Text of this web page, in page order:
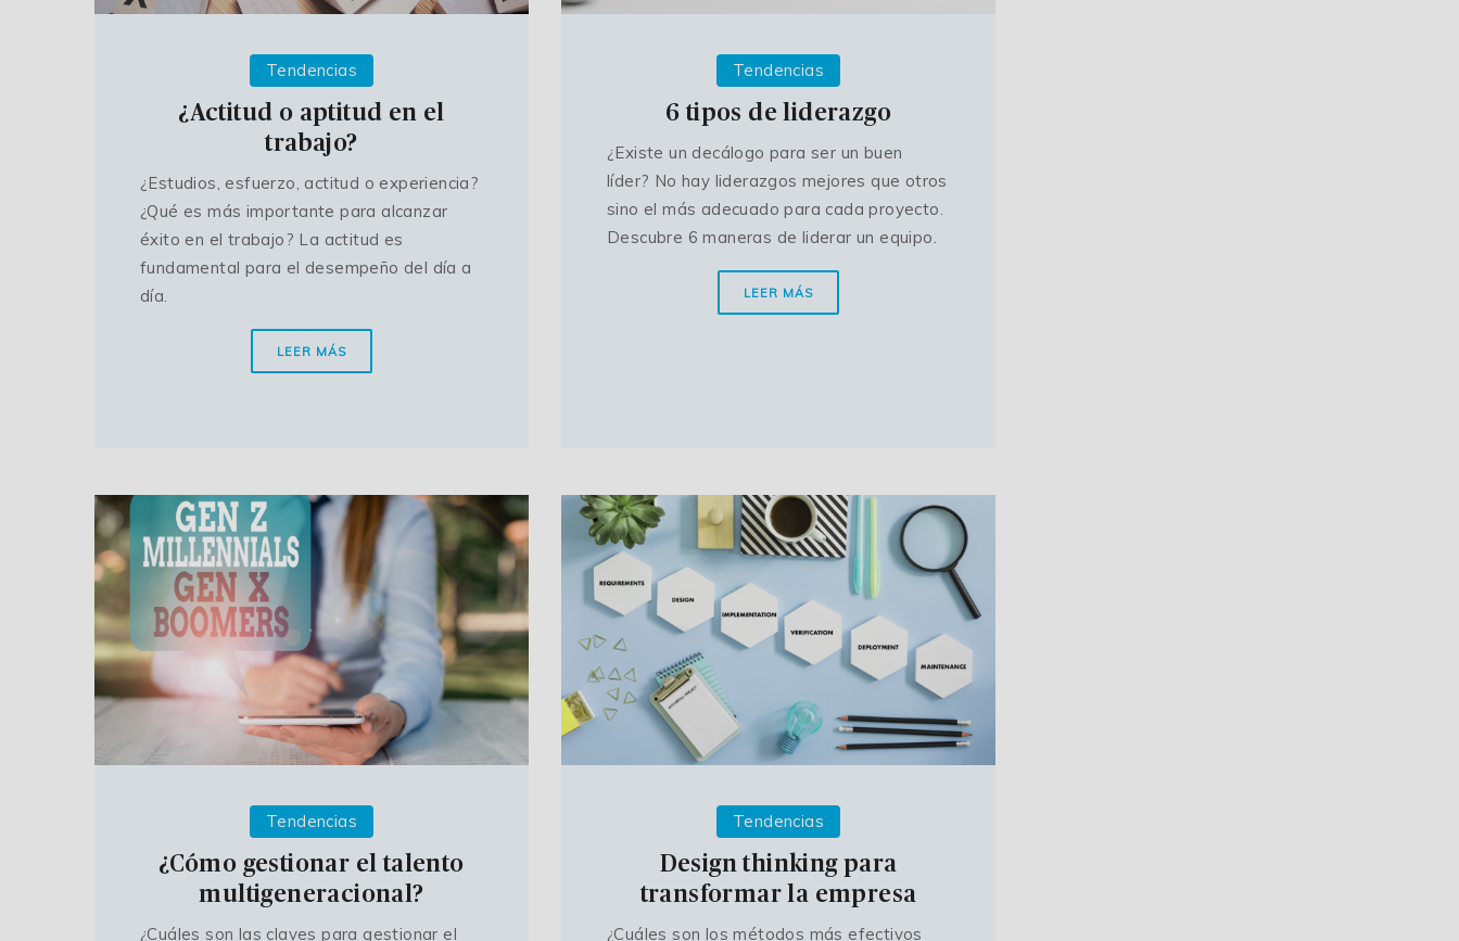
Tendencias
¿Actitud o aptitud en el
trabajo?
¿Estudios, esfuerzo, actitud o experiencia?
¿Qué es más importante para alcanzar
éxito en el trabajo? La actitud es
fundamental para el desempeño del día a
día.
LEER MÁS
Tendencias
6 tipos de liderazgo
¿Existe un decálogo para ser un buen
líder? No hay liderazgos mejores que otros
sino el más adecuado para cada proyecto.
Descubre 6 maneras de liderar un equipo.
LEER MÁS
Tendencias
¿Cómo gestionar el talento
multigeneracional?
¿Cuáles son las claves para gestionar el
Tendencias
Design thinking para
transformar la empresa
¿Cuáles son los métodos más efectivos